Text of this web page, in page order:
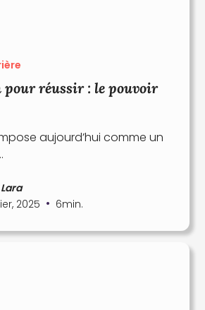
pour réussir : le pouvoir
aujourd’hui comme un
2025 • 6min.